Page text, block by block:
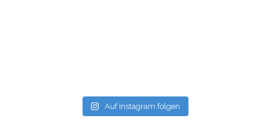
Auf Instagram folgen